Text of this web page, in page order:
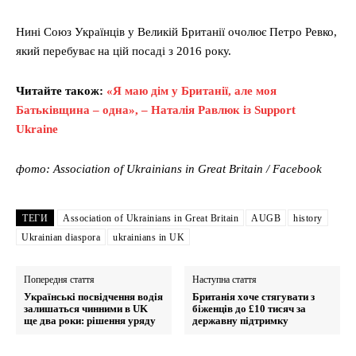
Нині Союз Українців у Великій Британії очолює Петро Ревко,
який перебуває на цій посаді з 2016 року.
Читайте також: «Я маю дім у Британії, але моя
Батьківщина – одна», – Наталія Равлюк із Support
Ukraine
фото: Association of Ukrainians in Great Britain / Facebook
ТЕГИ Association of Ukrainians in Great Britain AUGB
history
Ukrainian diaspora
ukrainians in UK
Попередня стаття
Українські посвідчення водія
залишаться чинними в UK
ще два роки: рішення уряду
Наступна стаття
Британія хоче стягувати з
біженців до £10 тисяч за
державну підтримку